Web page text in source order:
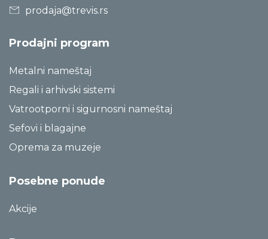
prodaja@trevis.rs
Prodajni program
Metalni nameštaj
Regali i arhivski sistemi
Vatrootporni i sigurnosni nameštaj
Sefovi i blagajne
Oprema za muzeje
Posebne ponude
Akcije